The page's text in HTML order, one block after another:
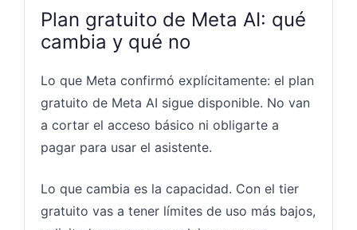
Plan gratuito de Meta AI: qué
cambia y qué no
Lo que Meta confirmó explícitamente: el plan
gratuito de Meta AI sigue disponible. No van
a cortar el acceso básico ni obligarte a
pagar para usar el asistente.
Lo que cambia es la capacidad. Con el tier
gratuito vas a tener límites de uso más bajos,